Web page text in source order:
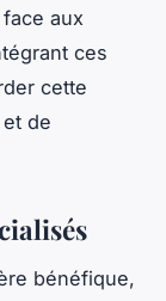
aux
ces
cette
de
bénéfique,